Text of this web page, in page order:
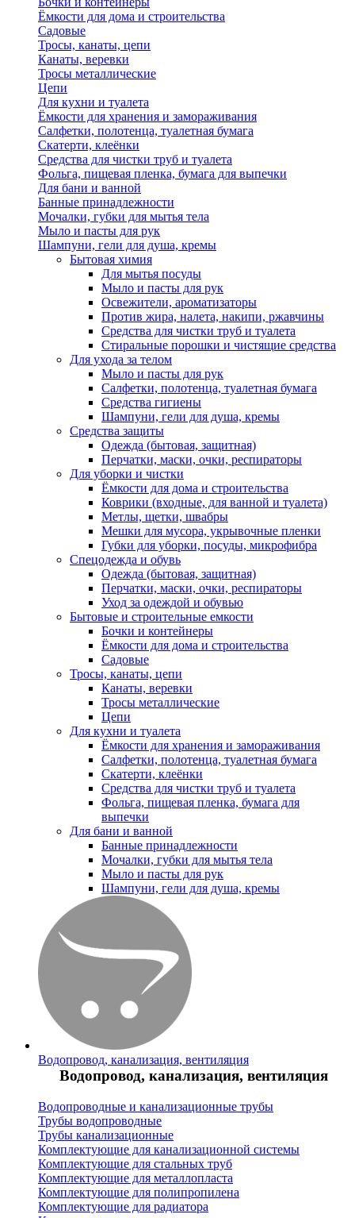
Ёмкости для дома и строительства
Садовые
Тросы, канаты, цепи
Канаты, веревки
Тросы металлические
Цепи
Для кухни и туалета
Ёмкости для хранения и замораживания
Салфетки, полотенца, туалетная бумага
Скатерти, клеёнки
Средства для чистки труб и туалета
Фольга, пищевая пленка, бумага для выпечки
Для бани и ванной
Банные принадлежности
Мочалки, губки для мытья тела
Мыло и пасты для рук
Шампуни, гели для душа, кремы
Бытовая химия
Для мытья посуды
Мыло и пасты для рук
Освежители, ароматизаторы
Против жира, налета, накипи, ржавчины
Средства для чистки труб и туалета
Стиральные порошки и чистящие средства
Для ухода за телом
Мыло и пасты для рук
Салфетки, полотенца, туалетная бумага
Средства гигиены
Шампуни, гели для душа, кремы
Средства защиты
Одежда (бытовая, защитная)
Перчатки, маски, очки, респираторы
Для уборки и чистки
Ёмкости для дома и строительства
Коврики (входные, для ванной и туалета)
Метлы, щетки, швабры
Мешки для мусора, укрывочные пленки
Губки для уборки, посуды, микрофибра
Спецодежда и обувь
Одежда (бытовая, защитная)
Перчатки, маски, очки, респираторы
Уход за одеждой и обувью
Бытовые и строительные емкости
Бочки и контейнеры
Ёмкости для дома и строительства
Садовые
Тросы, канаты, цепи
Канаты, веревки
Тросы металлические
Цепи
Для кухни и туалета
Ёмкости для хранения и замораживания
Салфетки, полотенца, туалетная бумага
Скатерти, клеёнки
Средства для чистки труб и туалета
Фольга, пищевая пленка, бумага для
выпечки
Для бани и ванной
Банные принадлежности
Мочалки, губки для мытья тела
Мыло и пасты для рук
Шампуни, гели для душа, кремы
Водопровод, канализация, вентиляция
Водопровод, канализация, вентиляция
Водопроводные и канализационные трубы
Трубы водопроводные
Трубы канализационные
Комплектующие для канализационной системы
Комплектующие для стальных труб
Комплектующие для металлопласта
Комплектующие для полипропилена
Комплектующие для радиатора